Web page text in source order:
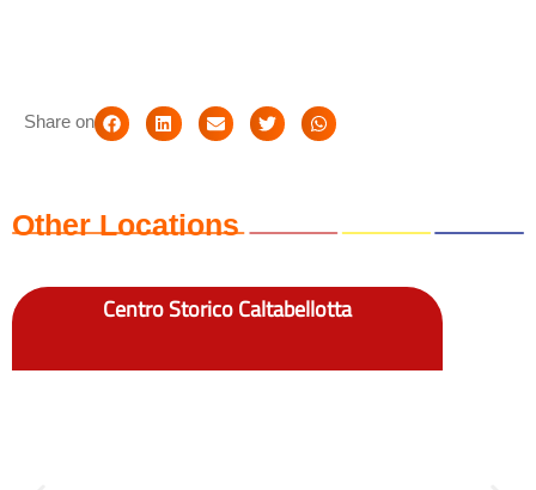
Share on
Other Locations
Centro Storico Caltabellotta